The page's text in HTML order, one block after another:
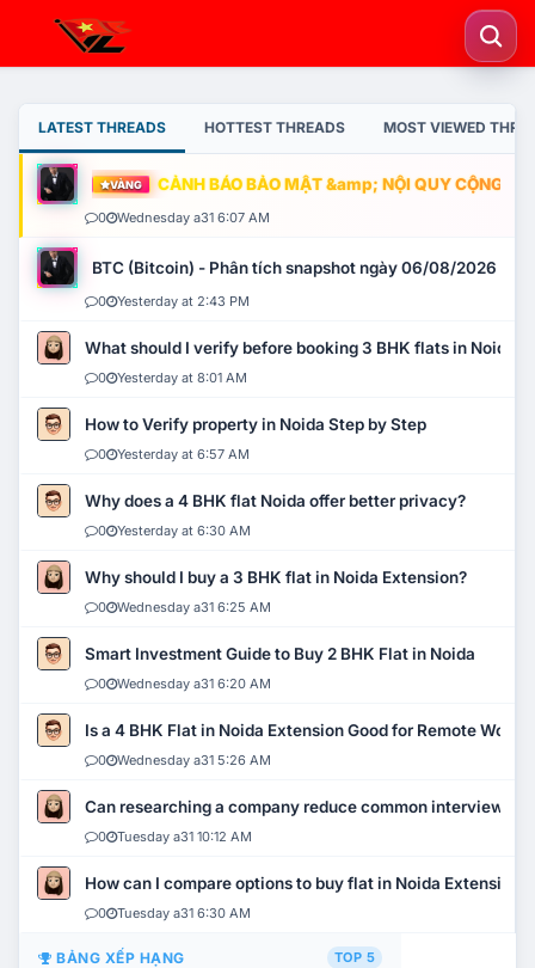
LATEST THREADS HOTTEST THREADS MOST VIEWED
VÀNG CẢNH BÁO BẢO MẬT &amp; NỘI QUY CỘNG
0 Wednesday a31 6:07 AM
BTC (Bitcoin) - Phân tích snapshot ngày 06/08/2026
0 Yesterday at 2:43 PM
What should I verify before booking 3 BHK flats in Noida?
0 Yesterday at 8:01 AM
How to Verify property in Noida Step by Step
0 Yesterday at 6:57 AM
Why does a 4 BHK flat Noida offer better privacy?
0 Yesterday at 6:30 AM
Why should I buy a 3 BHK flat in Noida Extension?
0 Wednesday a31 6:25 AM
Smart Investment Guide to Buy 2 BHK Flat in Noida
0 Wednesday a31 6:20 AM
Is a 4 BHK Flat in Noida Extension Good for Remote Work?
0 Wednesday a31 5:26 AM
Can researching a company reduce common interview
0 Tuesday a31 10:12 AM
How can I compare options to buy flat in Noida Extension?
0 Tuesday a31 6:30 AM
BẢNG XẾP HẠNG TOP 5